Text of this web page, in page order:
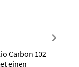
Carbon 102
einen